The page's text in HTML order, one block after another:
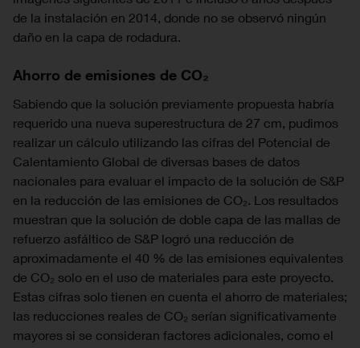
de la instalación en 2014, donde no se observó ningún
daño en la capa de rodadura.
Ahorro de emisiones de CO₂
Sabiendo que la solución previamente propuesta habría
requerido una nueva superestructura de 27 cm, pudimos
realizar un cálculo utilizando las cifras del Potencial de
Calentamiento Global de diversas bases de datos
nacionales para evaluar el impacto de la solución de S&P
en la reducción de las emisiones de CO₂. Los resultados
muestran que la solución de doble capa de las mallas de
refuerzo asfáltico de S&P logró una reducción de
aproximadamente el 40 % de las emisiones equivalentes
de CO₂ solo en el uso de materiales para este proyecto.
Estas cifras solo tienen en cuenta el ahorro de materiales;
las reducciones reales de CO₂ serían significativamente
mayores si se consideran factores adicionales, como el